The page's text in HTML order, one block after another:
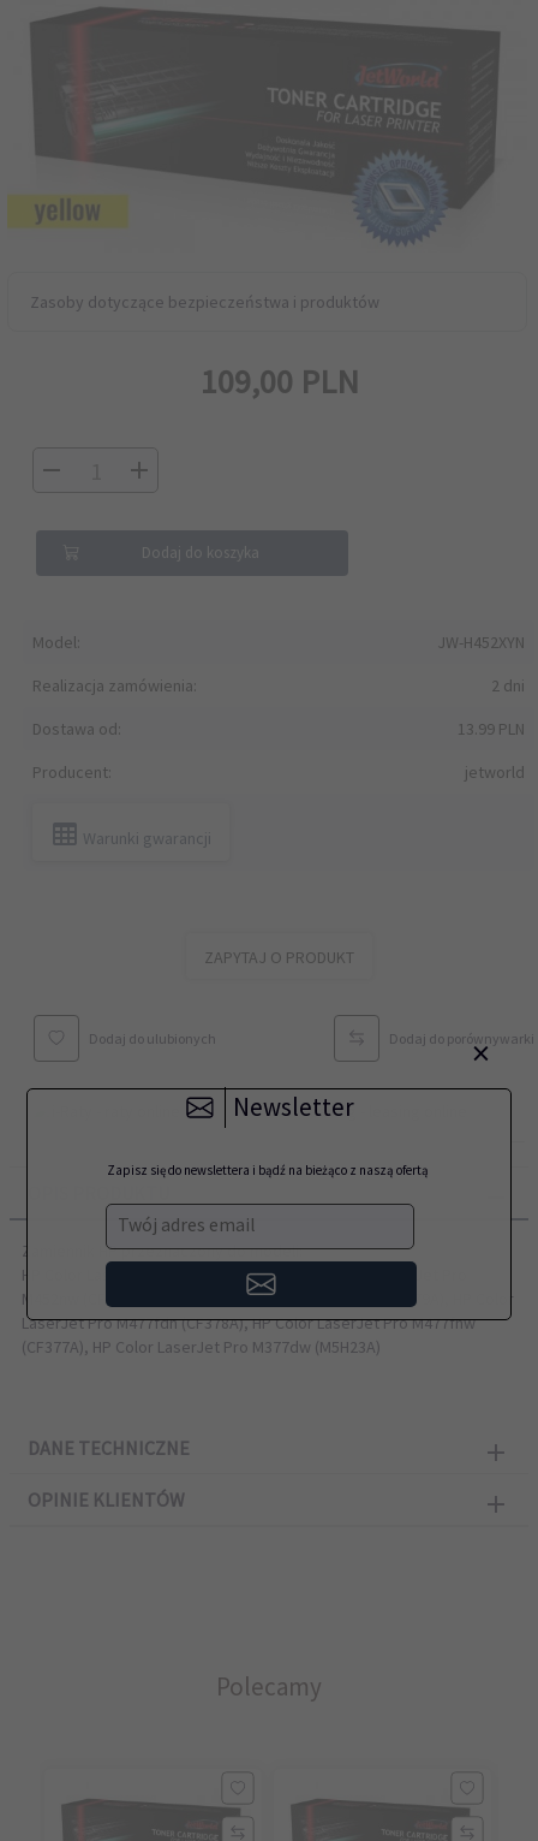
Zasoby dotyczące bezpieczeństwa i produktów
Model:
JW-H452XYN
Realizacja zamówienia:
2 dni
Dostawa od:
13.99 PLN
Producent:
jetworld
Warunki gwarancji
109,00 PLN
ZAPYTAJ O PRODUKT
Dodaj do koszyka
Dodaj do ulubionych Dodaj do porównywarki
Zamiennik HP przeznaczony do modeli:
HP Color LaserJet Pro M452dn (CF389A), HP Color LaserJet Pro
M452nw (CF388A), HP Color LaserJet Pro M477fdw (CF379A), HP Color
LaserJet Pro M477fdn (CF378A), HP Color LaserJet Pro M477fnw
(CF377A), HP Color LaserJet Pro M377dw (M5H23A)
DANE TECHNICZNE
OPINIE KLIENTÓW
Polecamy
×
Newsletter
Zapisz się do newslettera i bądź na bieżąco z naszą ofertą
Twój adres email